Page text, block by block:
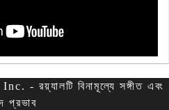
রয়্যালটি বিনামূল্যে সঙ্গীত এবং
প্রভাব